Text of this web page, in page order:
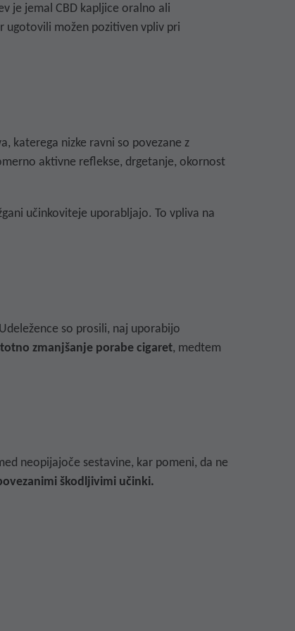
je jemal CBD kapljice oralno ali
ugotovili možen pozitiven vpliv pri
katerega nizke ravni so povezane z
aktivne reflekse, drgetanje, okornost
učinkoviteje uporabljajo. To vpliva na
so prosili, naj uporabijo
zmanjšanje porabe cigaret, medtem
neopijajoče sestavine, kar pomeni, da ne
škodljivimi učinki.